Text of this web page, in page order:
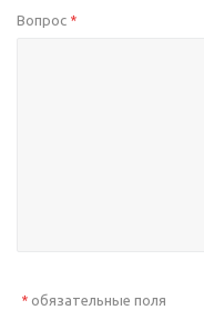
Вопрос *
* обязательные поля